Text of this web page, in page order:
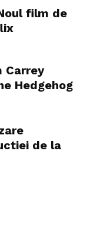
film de
Carrey
Hedgehog
de la